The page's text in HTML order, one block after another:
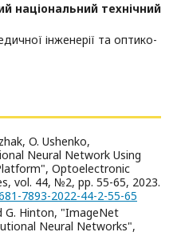
національний технічний
інженерії та оптико-
O. Ushenko,
Neural Network Using
Optoelectronic
vol. 44, №2, pp. 55-65, 2023.
7893-2022-44-2-55-65
G. Hinton, "ImageNet
Neural Networks",